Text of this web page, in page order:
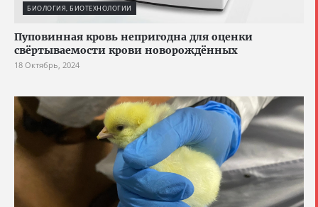
БИОЛОГИЯ, БИОТЕХНОЛОГИИ
Пуповинная кровь непригодна для оценки
свёртываемости крови новорождённых
18 Октябрь, 2024